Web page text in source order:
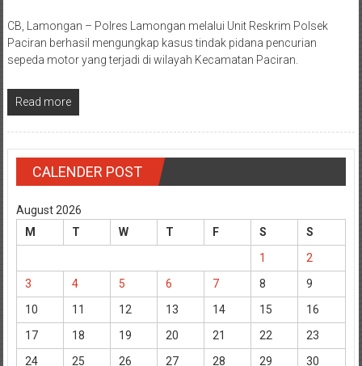
sepeda motor yang terjadi di wilayah Kecamatan Paciran.
Read more
CALENDER POST
August 2026
1
2
3
4 5 6 7 8
9
10
11 12 13 14 15
16
17
18 19 20 21 22
23
24
25 26 27 28 29
30
31